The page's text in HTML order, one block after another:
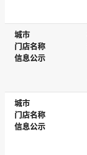
城市
城市
门店名称
门店名称
信息公示
信息公示
城市
城市
门店名称
门店名称
信息公示
信息公示